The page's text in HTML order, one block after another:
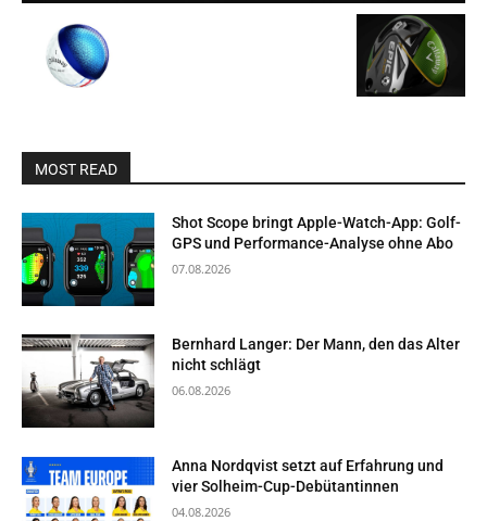
MOST READ
Shot Scope bringt Apple-Watch-App: Golf-
GPS und Performance-Analyse ohne Abo
07.08.2026
Bernhard Langer: Der Mann, den das Alter
nicht schlägt
06.08.2026
Anna Nordqvist setzt auf Erfahrung und
vier Solheim-Cup-Debütantinnen
04.08.2026